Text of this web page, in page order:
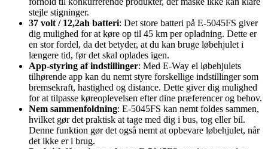
stejle stigninger.
37 volt / 12,2ah batteri: Det store batteri på E-5045FS giver
dig mulighed for at køre op til 45 km per opladning. Dette er
en stor fordel, da det betyder, at du kan bruge løbehjulet i
længere tid, før det skal oplades igen.
App-styring af indstillinger: Med E-Way el løbehjulets
tilhørende app kan du nemt styre forskellige indstillinger som
bremsekraft, hastighed og distance. Dette giver dig mulighed
for at tilpasse køreoplevelsen efter dine præferencer og behov.
Nem sammenfoldning: E-5045FS kan nemt foldes sammen,
hvilket gør det praktisk at tage med dig i bus, tog eller bil.
Denne funktion gør det også nemt at opbevare løbehjulet, når
det ikke er i brug.